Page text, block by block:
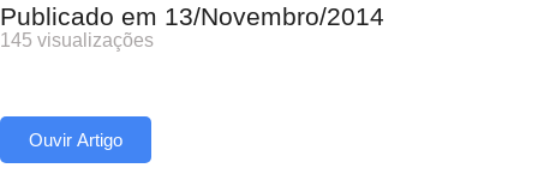
Publicado em 13/Novembro/2014
145 visualizações
Ouvir Artigo